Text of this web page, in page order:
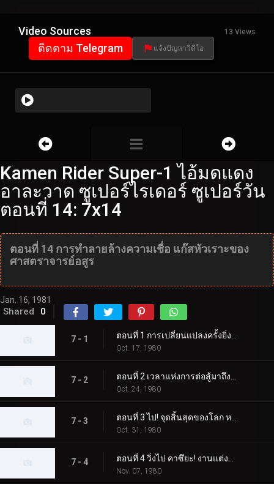
Video Sources 13 Views
ติดตาม Telegram แจ้งปัญหาวีดีโอ
Kamen Rider Super-1 ไอ้มดแดง
อาละวาด ซูเปอร์ไรเดอร์ ซูเปอร์วัน
ตอนที่ 14: 7x14
ตอนที่ 14 การทำลายล้างความเชื่อ แก๊สหัวเราะของ
ศาสตราจารย์อสูร
Jan. 16, 1981
Shared 0
7 - 1 ตอนที่ 1 การเปลี่ยนแปลงครั้งยิ่งใหญ่ของมนุษย์ที่ได้รับการปรับปรุงใหม่สำหรับโลก
Oct. 17, 1980
7 - 2
Oct. 24, 1980
7 - 3
Oct. 31, 1980
7 - 4
Nov. 07, 1980